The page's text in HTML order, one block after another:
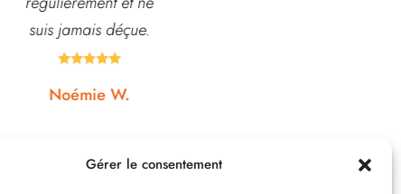
Gérer le consentement